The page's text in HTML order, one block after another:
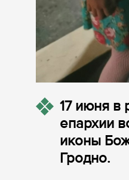
17 июня в
епархии
иконы
Гродно.